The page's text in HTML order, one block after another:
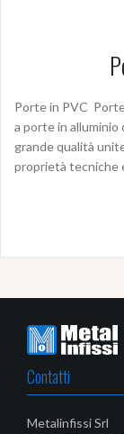
Porte in PVC
a porte in
grande qualità
proprietà tecniche
Contatti
Metalinfissi Srl